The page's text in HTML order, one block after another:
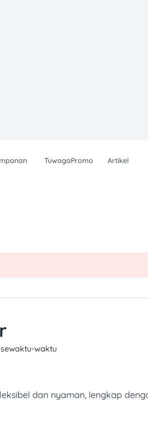
TuwagaPromo Artikel
waktu​
dan nyaman, lengkap